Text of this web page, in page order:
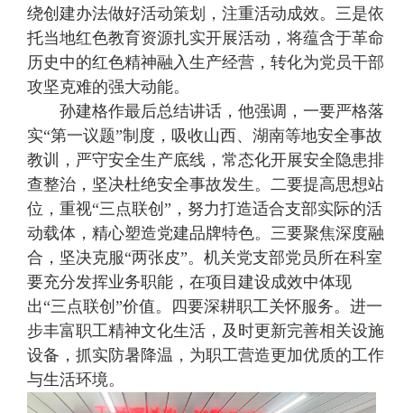
绕创建办法做好活动策划，注重活动成效。三是依
托当地红色教育资源扎实开展活动，将蕴含于革命
历史中的红色精神融入生产经营，转化为党员干部
攻坚克难的强大动能。
孙建格作最后总结讲话，他强调，一要严格落
实“第一议题”制度，吸收山西、湖南等地安全事故
教训，严守安全生产底线，常态化开展安全隐患排
查整治，坚决杜绝安全事故发生。二要提高思想站
位，重视“三点联创”，努力打造适合支部实际的活
动载体，精心塑造党建品牌特色。三要聚焦深度融
合，坚决克服“两张皮”。机关党支部党员所在科室
要充分发挥业务职能，在项目建设成效中体现
出“三点联创”价值。四要深耕职工关怀服务。进一
步丰富职工精神文化生活，及时更新完善相关设施
设备，抓实防暑降温，为职工营造更加优质的工作
与生活环境。